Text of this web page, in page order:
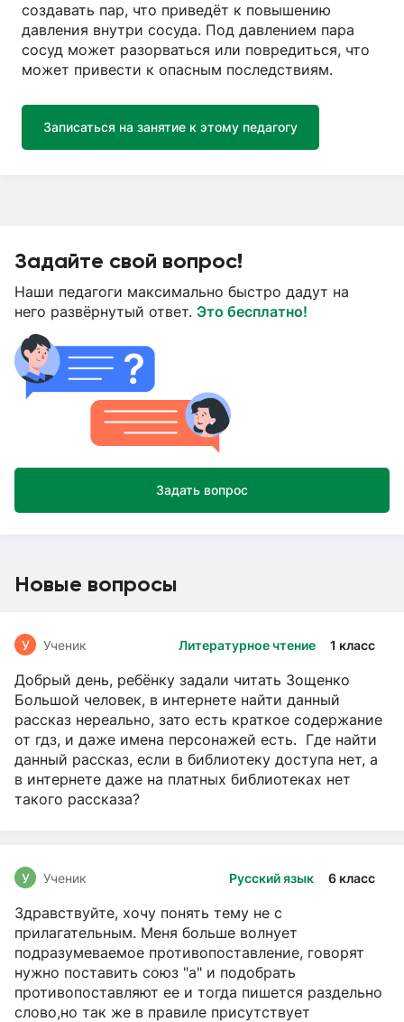
создавать пар, что приведёт к повышению
давления внутри сосуда. Под давлением пара
сосуд может разорваться или повредиться, что
может привести к опасным последствиям.
Записаться на занятие к этому педагогу
Задайте свой вопрос!
Наши педагоги максимально быстро дадут на
него развёрнутый ответ. Это бесплатно!
Задать вопрос
Новые вопросы
Литературное чтение 1 класс
У Ученик
Добрый день, ребёнку задали читать Зощенко
Большой человек, в интернете найти данный
рассказ нереально, зато есть краткое содержание
от гдз, и даже имена персонажей есть. Где найти
данный рассказ, если в библиотеку доступа нет, а
в интернете даже на платных библиотеках нет
такого рассказа?
Русский язык 6 класс
У Ученик
Здравствуйте, хочу понять тему не с
прилагательным. Меня больше волнует
подразумеваемое противопоставление, говорят
нужно поставить союз "а" и подобрать
противопоставляют ее и тогда пишется раздельно
слово,но так же в правиле присутствует